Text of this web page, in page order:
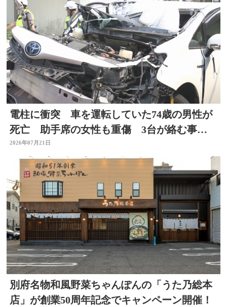
電柱に衝突 車を運転していた74歳の男性が
死亡 助手席の女性も重傷 3台が絡む事
故 大分
2026年07月21日
別府名物和風野菜ちゃんぽんの「うた乃総本
店」が創業50周年記念でキャンペーン開催！